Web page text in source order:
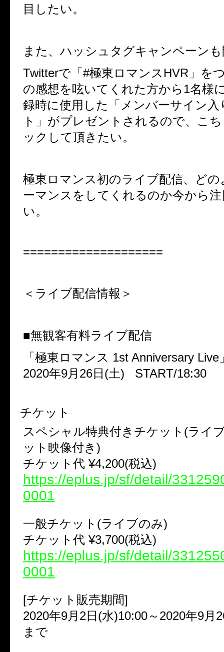
目したい。
また、ハッシュタグキャンペーン
Twitterで「#極東ロマンスHVR」を
の感想を呟いてくれた方から1名様
録時に使用した「 メンバーサイン
ト」がプレゼントされるので、こ
ックして頂きたい。
極東ロマンス初のライブ配信、ど
ーマンスをしてくれるのか今から
い。
====================
＜ライブ配信情報＞
■無観客有料ライブ配信
「極東ロマンス 1st Anniversary Live
2020年9月 26日 (土) START/18:30
チケット
スペシャル特典付きチケット (ライ
ット映像付き )
チケット代 ¥4,200(税込)
https://eplus.jp/sf/detail/
0001
一般チケット (ライブのみ)
チケット代 ¥3,700(税込)
https://eplus.jp/sf/detail/
0001
[チケット販売期間]
2020年9月 2日 (水)10:00～ 2020年9月
まで